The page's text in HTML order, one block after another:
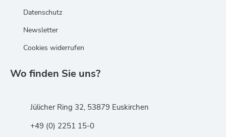
Datenschutz
Newsletter
Cookies widerrufen
Wo finden Sie uns?
Jülicher Ring 32, 53879 Euskirchen
+49 (0) 2251 15-0